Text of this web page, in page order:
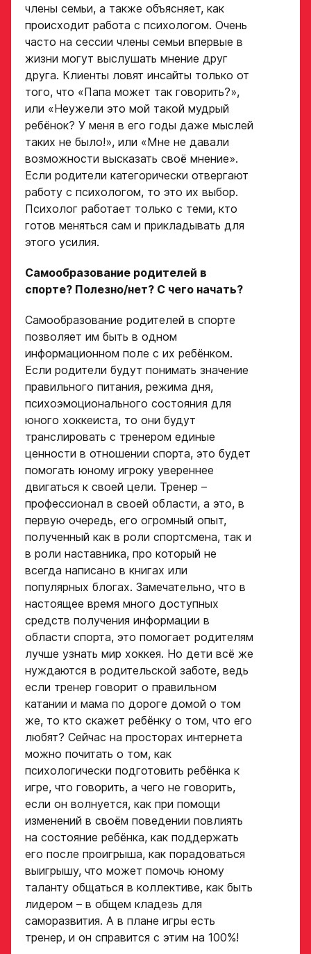
члены семьи, а также объясняет, как
происходит работа с психологом. Очень
часто на сессии члены семьи впервые в
жизни могут выслушать мнение друг
друга. Клиенты ловят инсайты только от
того, что «Папа может так говорить?»,
или «Неужели это мой такой мудрый
ребёнок? У меня в его годы даже мыслей
таких не было!», или «Мне не давали
возможности высказать своё мнение».
Если родители категорически отвергают
работу с психологом, то это их выбор.
Психолог работает только с теми, кто
готов меняться сам и прикладывать для
этого усилия.
Самообразование родителей в
спорте? Полезно/нет? С чего начать?
Самообразование родителей в спорте
позволяет им быть в одном
информационном поле с их ребёнком.
Если родители будут понимать значение
правильного питания, режима дня,
психоэмоционального состояния для
юного хоккеиста, то они будут
транслировать с тренером единые
ценности в отношении спорта, это будет
помогать юному игроку увереннее
двигаться к своей цели. Тренер –
профессионал в своей области, а это, в
первую очередь, его огромный опыт,
полученный как в роли спортсмена, так и
в роли наставника, про который не
всегда написано в книгах или
популярных блогах. Замечательно, что в
настоящее время много доступных
средств получения информации в
области спорта, это помогает родителям
лучше узнать мир хоккея. Но дети всё же
нуждаются в родительской заботе, ведь
если тренер говорит о правильном
катании и мама по дороге домой о том
же, то кто скажет ребёнку о том, что его
любят? Сейчас на просторах интернета
можно почитать о том, как
психологически подготовить ребёнка к
игре, что говорить, а чего не говорить,
если он волнуется, как при помощи
изменений в своём поведении повлиять
на состояние ребёнка, как поддержать
его после проигрыша, как порадоваться
выигрышу, что может помочь юному
таланту общаться в коллективе, как быть
лидером – в общем кладезь для
саморазвития. А в плане игры есть
тренер, и он справится с этим на 100%!